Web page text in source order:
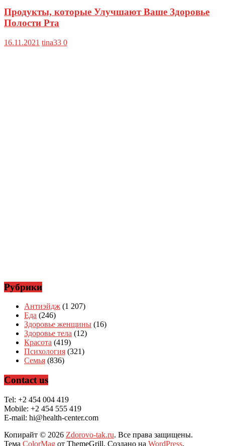
Продукты, которые Улучшают Ваше Здоровье
Полости Рта
16.11.2021 tina33 0
Рубрики
Антиэйдж (1 207)
Еда (246)
Здоровье женщины (16)
Здоровье тела (12)
Красота (419)
Психология (321)
Семья (836)
Contact us
Tel: +2 454 004 419
Mobile: +2 454 555 419
E-mail: hi@health-center.com
Копирайт © 2026 Zdorovo-tak.ru. Все права защищены.
Тема ColorMag от ThemeGrill. Создано на WordPress.